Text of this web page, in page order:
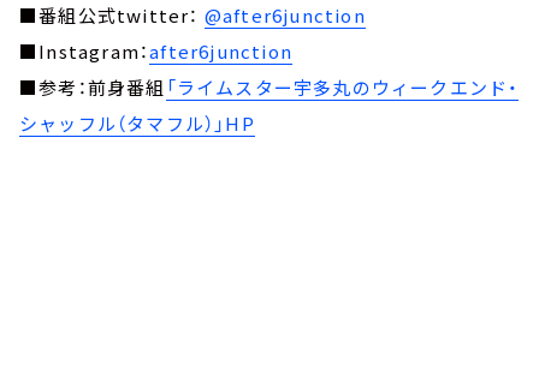
■番組公式twitter： @after6junction
■Instagram：after6junction
■参考：前身番組 「ライムスター宇多丸のウィークエンド・
シャッフル（タマフル）」HP